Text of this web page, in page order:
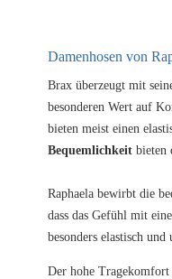
Damenhosen von
Brax überzeugt mit
besonderen Wert auf
bieten meist einen
Bequemlichkeit bieten
Raphaela bewirbt die
dass das Gefühl mit
besonders elastisch
Der hohe Tragekomfort